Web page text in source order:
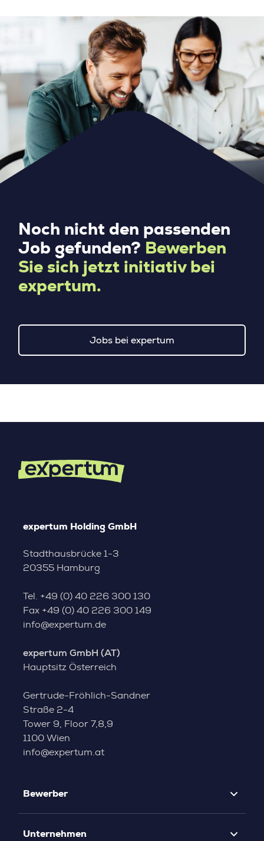
Noch nicht den passenden
Job gefunden? Bewerben
Sie sich jetzt initiativ bei
expertum.
Jobs bei expertum
expertum Holding GmbH
Stadthausbrücke 1-3
20355 Hamburg
Tel. +49 (0) 40 226 300 130
Fax +49 (0) 40 226 300 149
info@expertum.de
expertum GmbH (AT)
Hauptsitz Österreich
Gertrude-Fröhlich-Sandner
Straße 2-4
Tower 9, Floor 7,8,9
1100 Wien
info@expertum.at
Bewerber
Unternehmen